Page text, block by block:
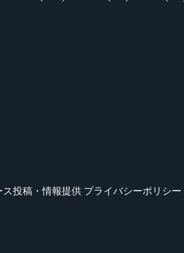
ス投稿・情報提供 プライバシーポリシー